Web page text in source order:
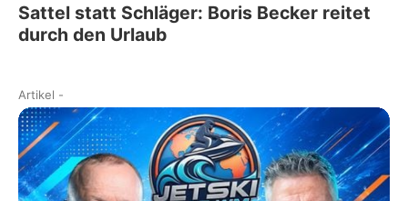
Sattel statt Schläger: Boris Becker reitet
durch den Urlaub
Artikel -